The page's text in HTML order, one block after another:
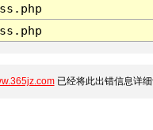
已经将此出错信息详